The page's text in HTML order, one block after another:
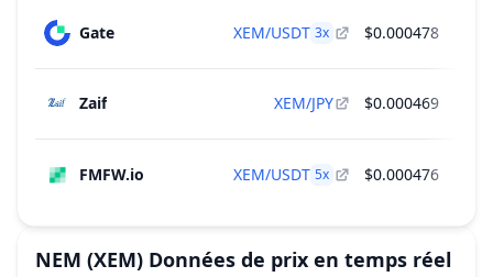
Gate XEM/USDT 3x $0.000478
Zaif XEM/JPY $0.000469
FMFW.io XEM/USDT 5x $0.000476
NEM (XEM) Données de prix en temps réel